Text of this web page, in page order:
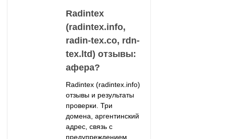
Radintex
(radintex.info,
radin-tex.co, rdn-
tex.ltd) отзывы:
афера?
Radintex (radintex.info)
отзывы и результаты
проверки. Три
домена, аргентинский
адрес, связь с
предупреждением